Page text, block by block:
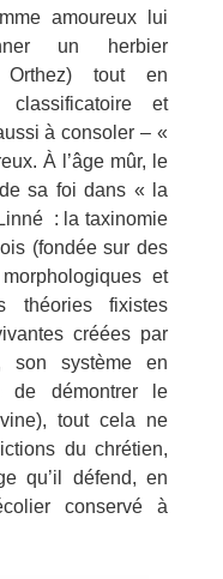
amoureux lui
un herbier
Orthez) tout en
classificatoire et
à consoler – «
À l’âge mûr, le
sa foi dans « la
: la taxinomie
(fondée sur des
et
théories fixistes
créées par
son système en
de démontrer le
tout cela ne
du chrétien,
qu’il défend, en
conservé à